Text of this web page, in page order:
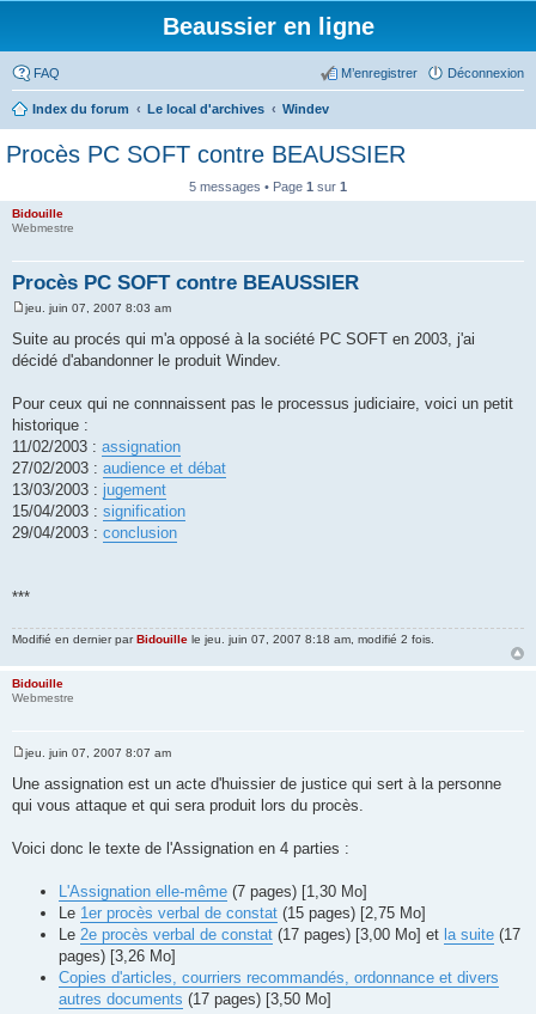
Beaussier en ligne
FAQ Déconnexion
M’enregistrer
Index du forum Le local d'archives Windev
Procès PC SOFT contre BEAUSSIER
5 messages • Page 1 sur 1
Bidouille
Webmestre
Procès PC SOFT contre BEAUSSIER
M
e
s
s
e
jeu. juin 07, 2007 8:03 am
Suite au procés qui m'a opposé à la société PC SOFT en 2003, j'ai
décidé d'abandonner le produit Windev.
Pour ceux qui ne connnaissent pas le processus judiciaire, voici un petit
historique :
11/02/2003 : assignation
27/02/2003 : audience et débat
13/03/2003 : jugement
15/04/2003 : signification
29/04/2003 : conclusion
***
Modifié en dernier parBidouille le jeu. juin 07, 2007 8:18 am, modifié 2 fois.
Bidouille
Webmestre
M
s
s
e
jeu. juin 07, 2007 8:07 am
Une assignation est un acte d'huissier de justice qui sert à la personne
qui vous attaque et qui sera produit lors du procès.
Voici donc le texte de l'Assignation en 4 parties :
L'Assignation elle-même (7 pages) [1,30 Mo]
Le 1er procès verbal de constat (15 pages) [2,75 Mo]
Le 2e procès verbal de constat (17 pages) [3,00 Mo] et la suite (17
pages) [3,26 Mo]
Copies d'articles, courriers recommandés, ordonnance et divers
autres documents (17 pages) [3,50 Mo]